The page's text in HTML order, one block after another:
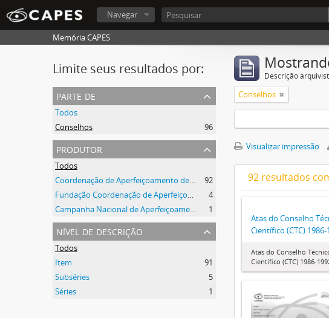
Navegar
Memória CAPES
Limite seus resultados por:
parte de
Todos
Conselhos
96
produtor
Todos
Coordenação de Aperfeiçoamento de Pessoal de Nível Superior (CAPES)
92
Fundação Coordenação de Aperfeiçoamento de Pessoal de Nível Superior (CAPES)
4
Campanha Nacional de Aperfeiçoamento de Pessoal de Nível Superior (CAPES)
1
nível de descrição
Todos
Item
91
Subséries
5
Séries
1
Descrição
Conselhos
Visualizar impressão
92 resultados
Atas do Conselho
Científico (CTC) 1986-
Atas do Conselho
Científico (CTC) 1986-